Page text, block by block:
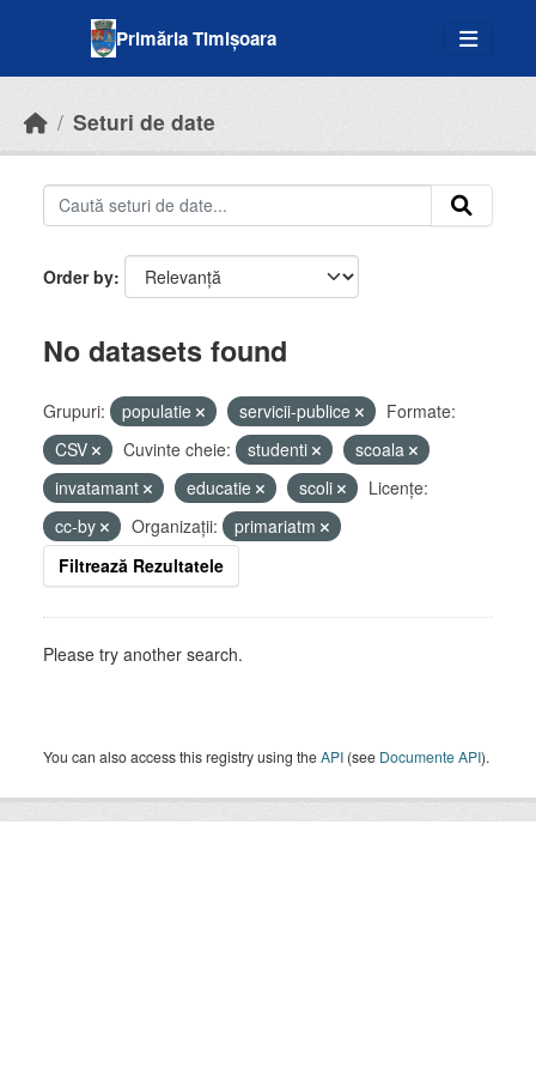
Primăria Timișoara
Seturi de date
Order by
No datasets found
Grupuri: populatie servicii-publice
Formate:
CSV
Cuvinte cheie: studenti
scoala
invatamant
educatie scoli
Licenţe:
cc-by
Organizații:
primariatm
Filtrează Rezultatele
Please try another search.
You can also access this registry using theAPI (see Documente API).